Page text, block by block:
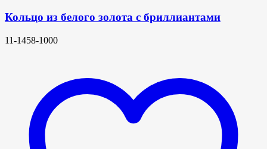
Кольцо из белого золота с бриллиантами
11-1458-1000